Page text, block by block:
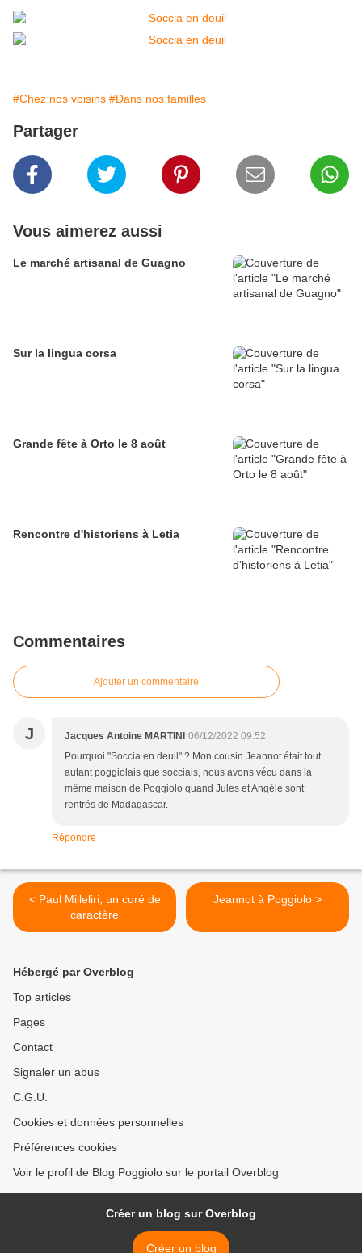
#Chez nos voisins #Dans nos familles
Partager
Vous aimerez aussi
Le marché artisanal de Guagno
Sur la lingua corsa
Grande fête à Orto le 8 août
Rencontre d'historiens à Letia
Commentaires
Ajouter un commentaire
J Jacques Antoine MARTINI
06/12/2022 09:52
Pourquoi "Soccia en deuil" ? Mon cousin Jeannot était tout
autant poggiolais que socciais, nous avons vécu dans la
même maison de Poggiolo quand Jules et Angèle sont
rentrés de Madagascar.
Répondre
< Paul Milleliri, un curé de
caractère
Jeannot à Poggiolo >
Hébergé par Overblog
Top articles
Pages
Contact
Signaler un abus
C.G.U.
Cookies et données personnelles
Préférences cookies
Voir le profil de Blog Poggiolo sur le portail Overblog
Créer un blog sur Overblog
Créer un blog